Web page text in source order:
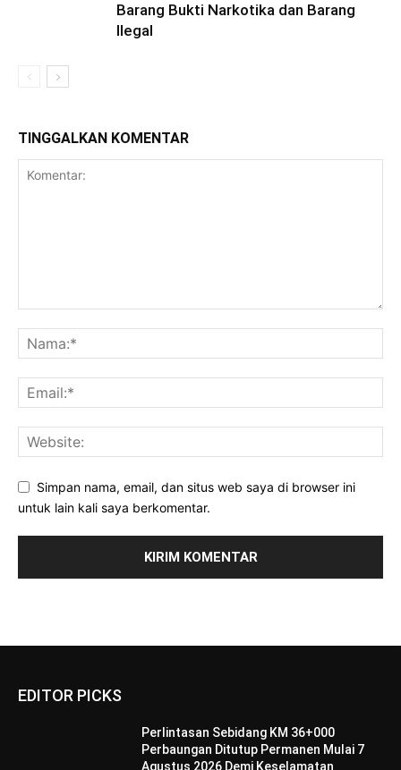
Barang Bukti Narkotika dan Barang
Ilegal
TINGGALKAN KOMENTAR
Simpan nama, email, dan situs web saya di browser ini
untuk lain kali saya berkomentar.
EDITOR PICKS
Perlintasan Sebidang KM 36+000
Perbaungan Ditutup Permanen Mulai 7
Agustus 2026 Demi Keselamatan